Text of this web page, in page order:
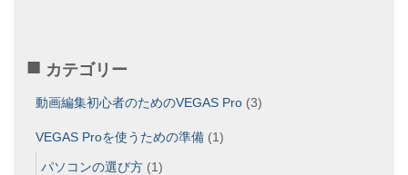
カテゴリー
動画編集初心者のためのVEGAS Pro (3)
VEGAS Proを使うための準備 (1)
パソコンの選び方 (1)